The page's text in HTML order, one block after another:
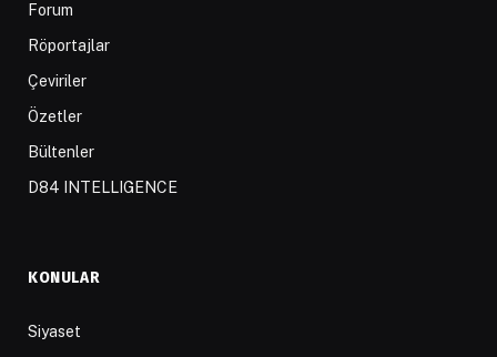
Forum
Röportajlar
Çeviriler
Özetler
Bültenler
D84 INTELLIGENCE
KONULAR
Siyaset